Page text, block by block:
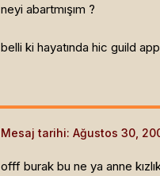
neyi abartmışım ?
belli ki hayatında hic guild
Mesaj tarihi: Ağustos 30,
offf burak bu ne ya anne